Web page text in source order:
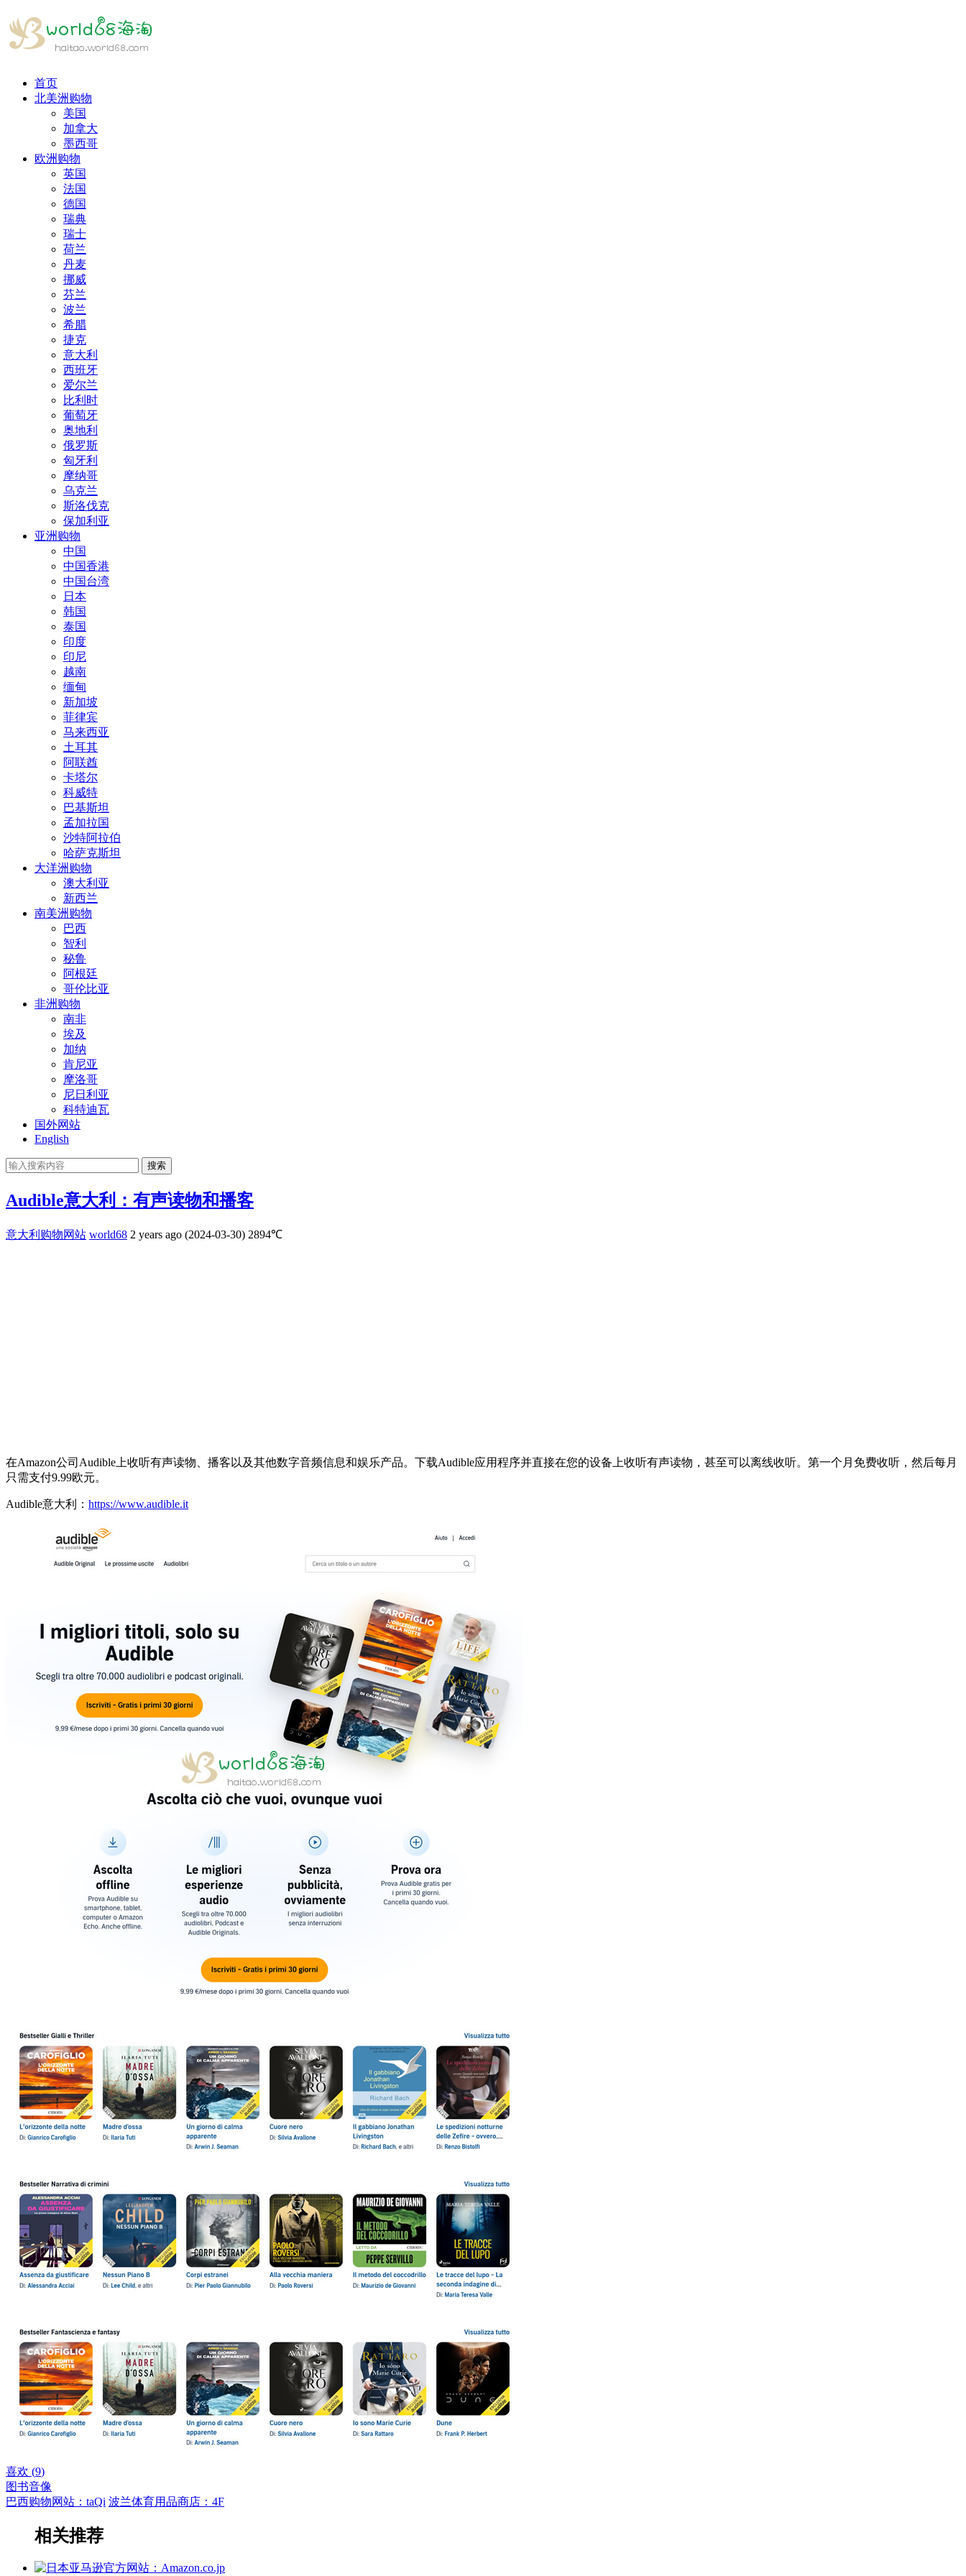
首页
北美洲购物
美国
加拿大
墨西哥
欧洲购物
英国
法国
德国
瑞典
瑞士
荷兰
丹麦
挪威
芬兰
波兰
希腊
捷克
意大利
西班牙
爱尔兰
比利时
葡萄牙
奥地利
俄罗斯
匈牙利
摩纳哥
乌克兰
斯洛伐克
保加利亚
亚洲购物
中国
中国香港
中国台湾
日本
韩国
泰国
印度
印尼
越南
缅甸
新加坡
菲律宾
马来西亚
土耳其
阿联酋
卡塔尔
科威特
巴基斯坦
孟加拉国
沙特阿拉伯
哈萨克斯坦
大洋洲购物
澳大利亚
新西兰
南美洲购物
巴西
智利
秘鲁
阿根廷
哥伦比亚
非洲购物
南非
埃及
加纳
肯尼亚
摩洛哥
尼日利亚
科特迪瓦
国外网站
English
搜索
Audible意大利：有声读物和播客
意大利购物网站 world68 2 years ago (2024-03-30) 2894℃
在Amazon公司Audible上收听有声读物、播客以及其他数字音频信息和娱乐产品。下载Audible应用程序并直接在您的设备上收听有声读物，甚至可以离线收听。第一个月免费收听，然后每月
只需支付9.99欧元。
Audible意大利： https://www.audible.it
喜欢 (9)
图书音像
巴西购物网站：taQi 波兰体育用品商店：4F
相关推荐